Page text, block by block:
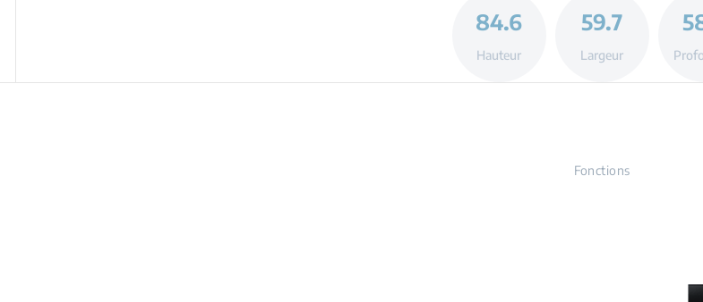
84.6
Hauteur
59.7
Largeur
Fonctions